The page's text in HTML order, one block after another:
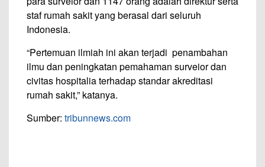
staf rumah sakit yang berasal dari seluruh
Indonesia.
“Pertemuan ilmiah ini akan terjadi penambahan
ilmu dan peningkatan pemahaman surveior dan
civitas hospitalia terhadap standar akreditasi
rumah sakit,” katanya.
Sumber: tribunnews.com